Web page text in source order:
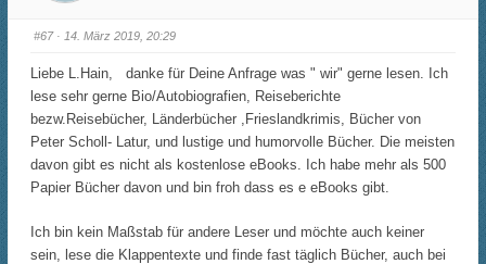
r
u
n
a
h
n
e
n
.
u
n
a
c
h
o
b
n
.
#67· 14. März 2019, 20:29
Liebe L.Hain, danke für Deine Anfrage was " wir" gerne lesen. Ich
lese sehr gerne Bio/Autobiografien, Reiseberichte
bezw.Reisebücher, Länderbücher ,Frieslandkrimis, Bücher von
Peter Scholl- Latur, und lustige und humorvolle Bücher. Die meisten
davon gibt es nicht als kostenlose eBooks. Ich habe mehr als 500
Papier Bücher davon und bin froh dass es e eBooks gibt.
Ich bin kein Maßstab für andere Leser und möchte auch keiner
sein, lese die Klappentexte und finde fast täglich Bücher, auch bei